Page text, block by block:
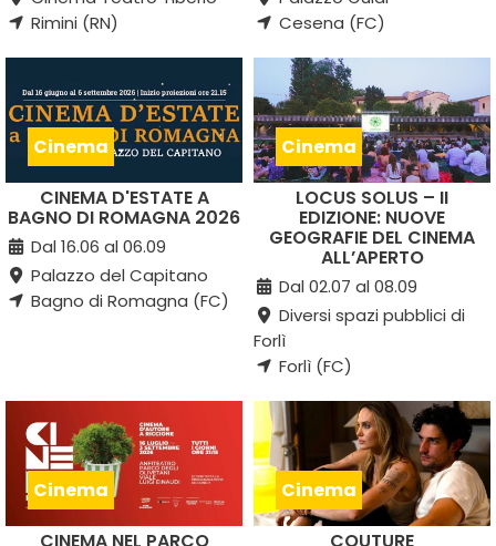
Rimini (RN)
Cesena (FC)
Cinema
CINEMA D'ESTATE A
BAGNO DI ROMAGNA 2026
Dal 16.06 al 06.09
Palazzo del Capitano
Bagno di Romagna (FC)
Cinema
LOCUS SOLUS – II
EDIZIONE: NUOVE
GEOGRAFIE DEL CINEMA
ALL’APERTO
Dal 02.07 al 08.09
Diversi spazi pubblici di
Forlì
Forlì (FC)
Cinema
CINEMA NEL PARCO
Cinema
COUTURE